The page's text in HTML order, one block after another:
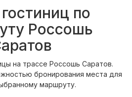
по
Россошь
на трассе Россошь Саратов.
бронирования места для
маршруту.